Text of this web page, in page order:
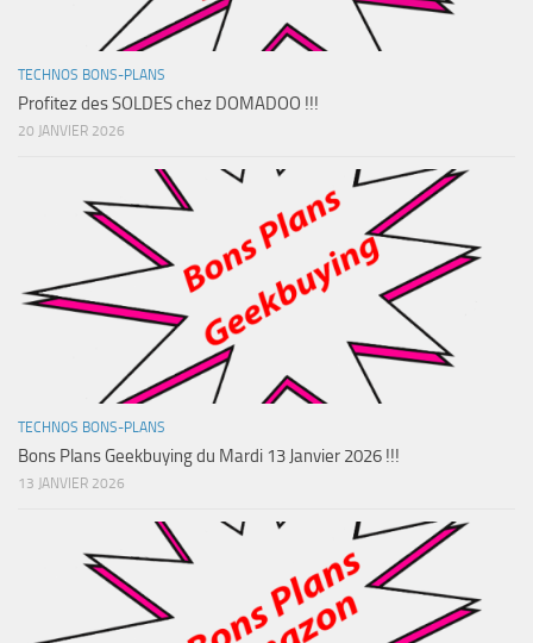
TECHNOS BONS-PLANS
Profitez des SOLDES chez DOMADOO !!!
20 JANVIER 2026
TECHNOS BONS-PLANS
Bons Plans Geekbuying du Mardi 13 Janvier 2026 !!!
13 JANVIER 2026